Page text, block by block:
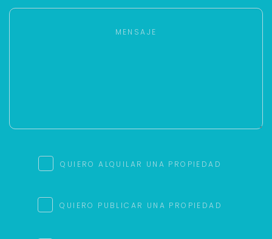
QUIERO ALQUILAR UNA PROPIEDAD
QUIERO PUBLICAR UNA PROPIEDAD